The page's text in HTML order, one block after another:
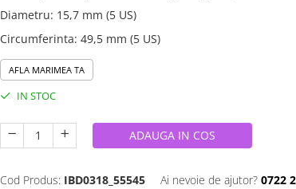
Diametru: 15,7 mm (5 US)
Circumferinta: 49,5 mm (5 US)
AFLA MARIMEA TA
IN STOC
ADAUGA IN COS
Cod Produs: IBD0318_55545 Ai nevoie de ajutor? 0722